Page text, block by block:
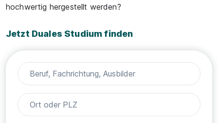
hochwertig hergestellt werden?
Jetzt Duales Studium finden